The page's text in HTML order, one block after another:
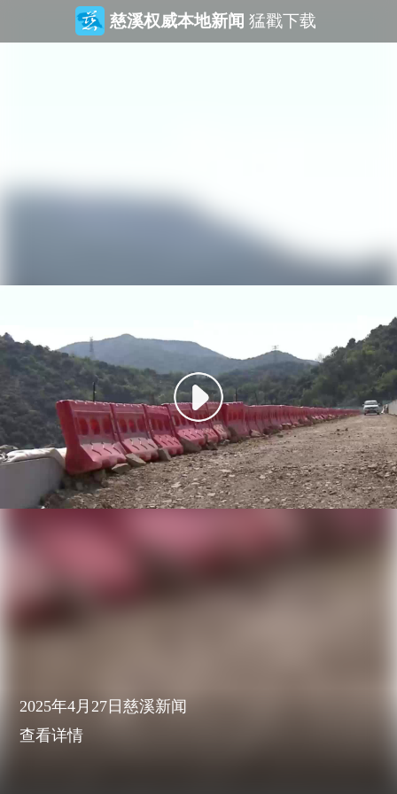
慈溪权威本地新闻 猛戳下载
2025年4月27日慈溪新闻
查看详情